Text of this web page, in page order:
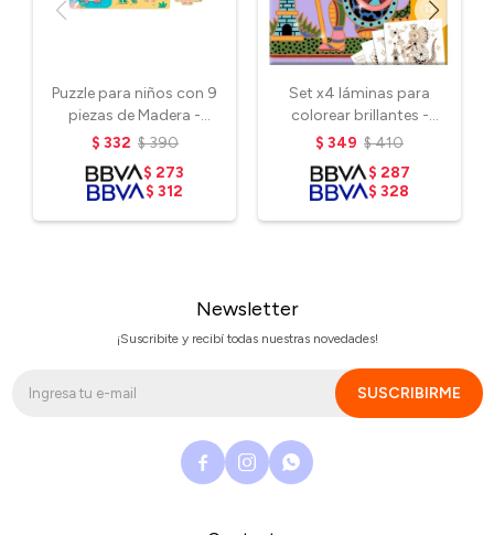
Puzzle para niños con 9
piezas de Madera -
Dinosaurios
$ 332 $390
$ 273
$ 312
Set x4 láminas para
colorear brillantes -
Animales guerreros
$ 349 $410
$ 287
$ 328
Newsletter
¡Suscribite y recibí todas nuestras novedades!
SUSCRIBIRME
  